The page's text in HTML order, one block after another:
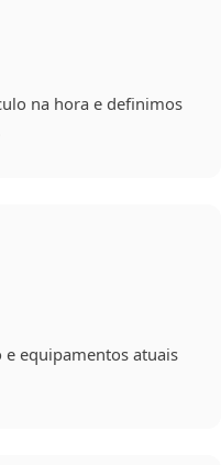
na hora e definimos
equipamentos atuais